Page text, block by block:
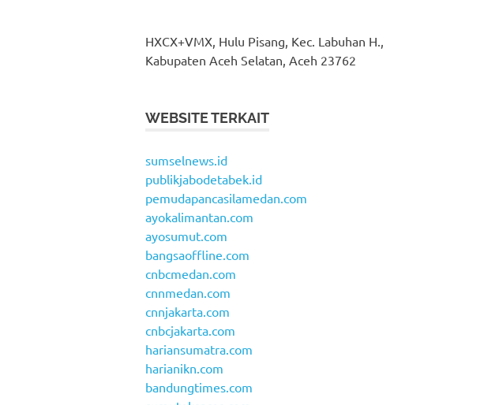
HXCX+VMX, Hulu Pisang, Kec. Labuhan H.,
Kabupaten Aceh Selatan, Aceh 23762
WEBSITE TERKAIT
sumselnews.id
publikjabodetabek.id
pemudapancasilamedan.com
ayokalimantan.com
ayosumut.com
bangsaoffline.com
cnbcmedan.com
cnnmedan.com
cnnjakarta.com
cnbcjakarta.com
hariansumatra.com
harianikn.com
bandungtimes.com